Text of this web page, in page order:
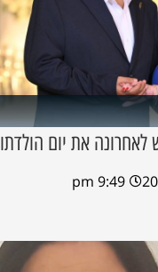
את יום הולדתו
9:49 pm